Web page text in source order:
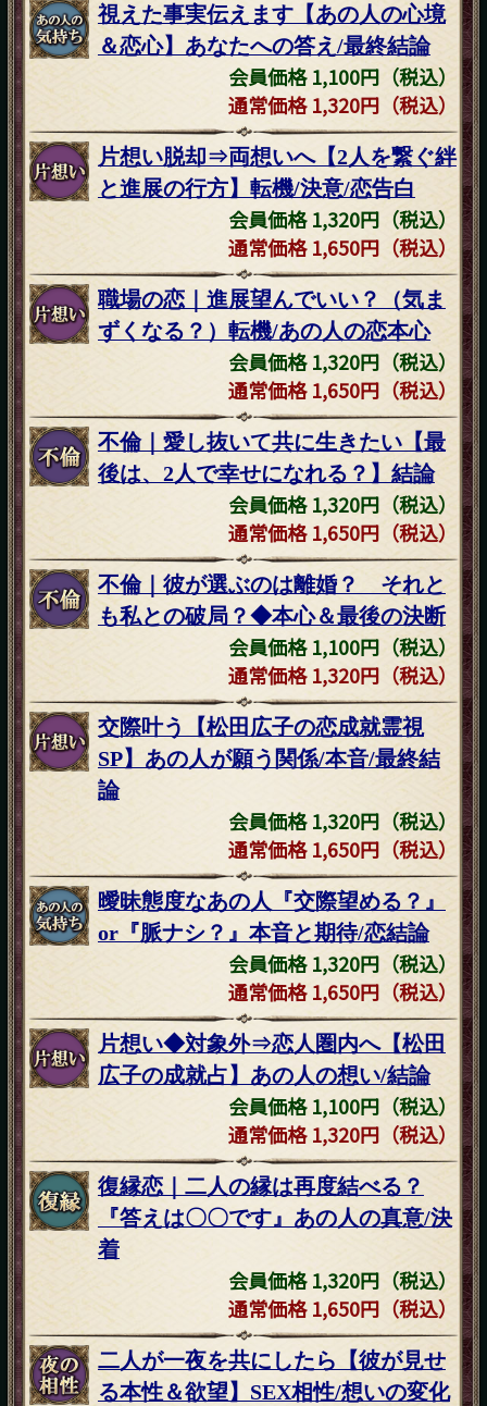
視えた事実伝えます【あの人の心境
＆恋心】あなたへの答え/最終結論
会員価格 1,100円（税込）
通常価格 1,320円（税込）
片想い脱却⇒両想いへ【2人を繋ぐ絆
と進展の行方】転機/決意/恋告白
会員価格 1,320円（税込）
通常価格 1,650円（税込）
職場の恋｜進展望んでいい？（気ま
ずくなる？）転機/あの人の恋本心
会員価格 1,320円（税込）
通常価格 1,650円（税込）
不倫｜愛し抜いて共に生きたい【最
後は、2人で幸せになれる？】結論
会員価格 1,320円（税込）
通常価格 1,650円（税込）
不倫｜彼が選ぶのは離婚？ それと
も私との破局？◆本心＆最後の決断
会員価格 1,100円（税込）
通常価格 1,320円（税込）
交際叶う【松田広子の恋成就霊視
SP】あの人が願う関係/本音/最終結
論
会員価格 1,320円（税込）
通常価格 1,650円（税込）
曖昧態度なあの人『交際望める？』
or『脈ナシ？』本音と期待/恋結論
会員価格 1,320円（税込）
通常価格 1,650円（税込）
片想い◆対象外⇒恋人圏内へ【松田
広子の成就占】あの人の想い/結論
会員価格 1,100円（税込）
通常価格 1,320円（税込）
復縁恋｜二人の縁は再度結べる？
『答えは〇〇です』あの人の真意/決
着
会員価格 1,320円（税込）
通常価格 1,650円（税込）
二人が一夜を共にしたら【彼が見せ
る本性＆欲望】SEX相性/想いの変化